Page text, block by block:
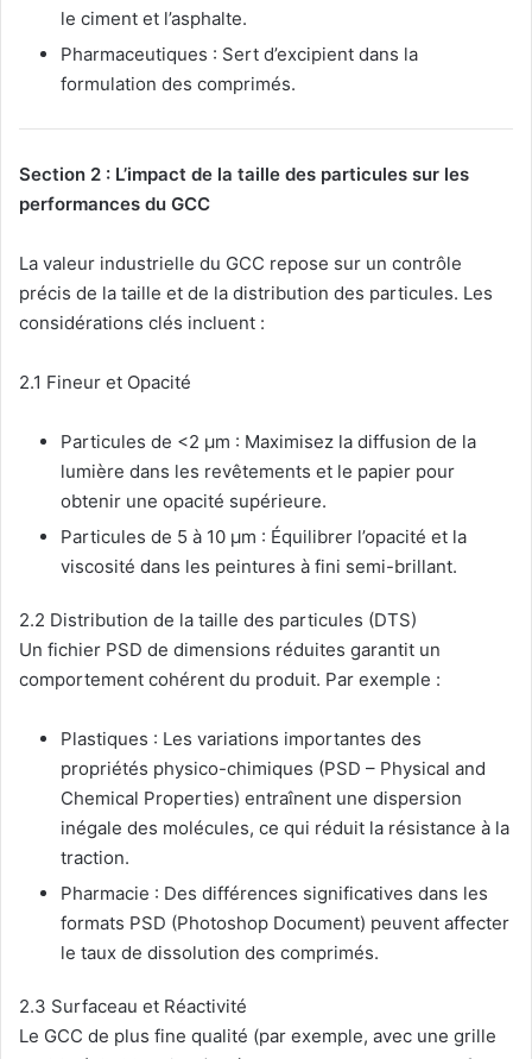
le ciment et l’asphalte.
Pharmaceutiques : Sert d’excipient dans la
formulation des comprimés.
Section 2 : L’impact de la taille des particules sur les
performances du GCC
La valeur industrielle du GCC repose sur un contrôle
précis de la taille et de la distribution des particules. Les
considérations clés incluent :
2.1 Fineur et Opacité
Particules de <2 μm : Maximisez la diffusion de la
lumière dans les revêtements et le papier pour
obtenir une opacité supérieure.
Particules de 5 à 10 μm : Équilibrer l’opacité et la
viscosité dans les peintures à fini semi-brillant.
2.2 Distribution de la taille des particules (DTS)
Un fichier PSD de dimensions réduites garantit un
comportement cohérent du produit. Par exemple :
Plastiques : Les variations importantes des
propriétés physico-chimiques (PSD – Physical and
Chemical Properties) entraînent une dispersion
inégale des molécules, ce qui réduit la résistance à la
traction.
Pharmacie : Des différences significatives dans les
formats PSD (Photoshop Document) peuvent affecter
le taux de dissolution des comprimés.
2.3 Surfaceau et Réactivité
Le GCC de plus fine qualité (par exemple, avec une grille